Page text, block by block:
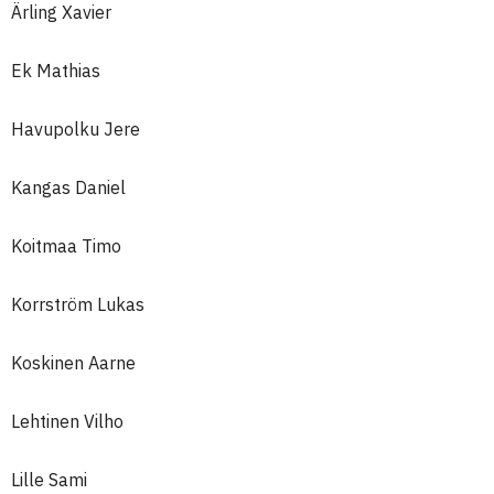
Ärling Xavier
Ek Mathias
Havupolku Jere
Kangas Daniel
Koitmaa Timo
Korrström Lukas
Koskinen Aarne
Lehtinen Vilho
Lille Sami